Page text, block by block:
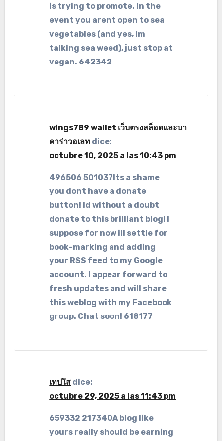
is trying to promote. In the
event you arent open to sea
vegetables (and yes, Im
talking sea weed), just stop at
vegan. 642342
wings789 wallet เว็บตรงสล็อตและบา
คาร่าวอเลท dice:
octubre 10, 2025 a las 10:43 pm
496506 501037Its a shame
you dont have a donate
button! Id without a doubt
donate to this brilliant blog! I
suppose for now ill settle for
book-marking and adding
your RSS feed to my Google
account. I appear forward to
fresh updates and will share
this weblog with my Facebook
group. Chat soon! 618177
เทปใส dice:
octubre 29, 2025 a las 11:43 pm
659332 217340A blog like
yours really should be earning